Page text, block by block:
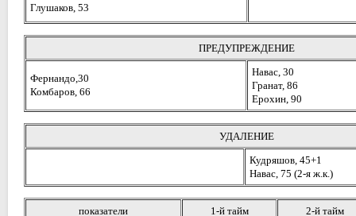
Глушаков, 53
ПРЕДУПРЕЖДЕНИЕ
Фернандо,30
Комбаров, 66
Навас, 30
Гранат, 86
Ерохин, 90
УДАЛЕНИЕ
Кудряшов, 45+1
Навас, 75 (2-я ж.к.)
показатели 1-й тайм 2-й тайм